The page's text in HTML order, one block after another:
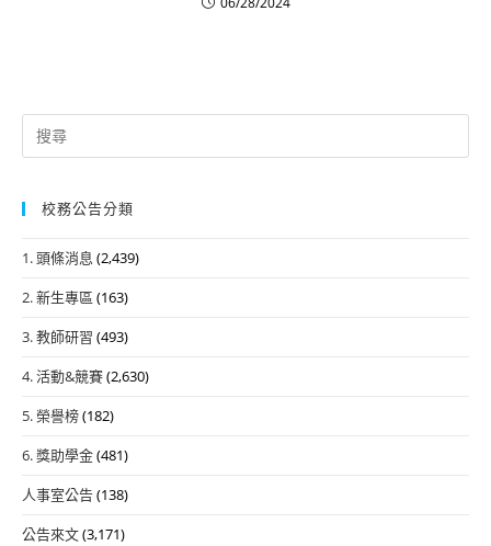
Search
for:
校務公告分類
1. 頭條消息 (2,439)
2. 新生專區 (163)
3. 教師研習 (493)
4. 活動&競賽(2,630)
5. 榮譽榜(182)
6. 獎助學金(481)
人事室公告(138)
公告來文(3,171)